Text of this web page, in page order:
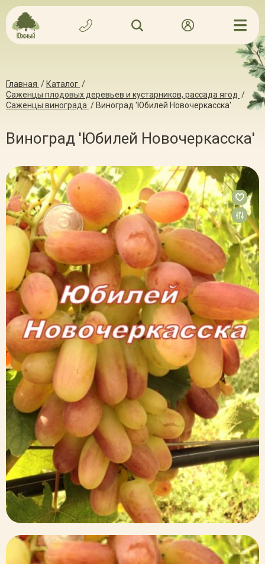
Главная / Каталог /
Саженцы плодовых деревьев и кустарников, рассада ягод /
Саженцы винограда / Виноград 'Юбилей Новочеркасска'
Виноград 'Юбилей Новочеркасска'